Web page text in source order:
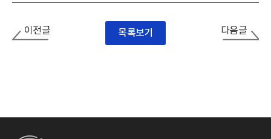
이전글 목록보기 다음글